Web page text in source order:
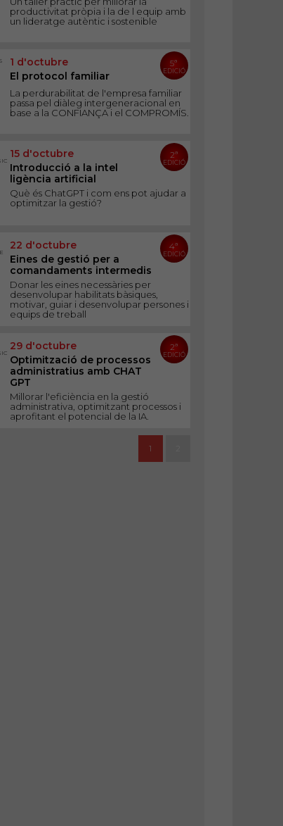
productivitat pròpia i la de l equip amb
un lideratge autèntic i sostenible
1 d'octubre
El protocol familiar
La perdurabilitat de l'empresa familiar
passa pel diàleg intergeneracional en
base a la CONFIANÇA i el COMPROMÍS.
5ª
EDICIÓ
15 d'octubre
Introducció a la intel
ligència artificial
Què és ChatGPT i com ens pot ajudar a
optimitzar la gestió?
2ª
EDICIÓ
22 d'octubre
Eines de gestió per a
comandaments intermedis
Donar les eines necessàries per
desenvolupar habilitats bàsiques,
motivar, guiar i desenvolupar persones i
equips de treball
4ª
EDICIÓ
29 d'octubre
Optimització de processos
administratius amb CHAT
GPT
Millorar l'eficiència en la gestió
administrativa, optimitzant processos i
aprofitant el potencial de la IA.
2ª
EDICIÓ
1